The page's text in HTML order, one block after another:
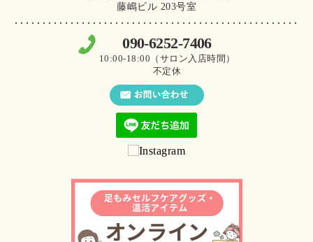
藤嶋ビル 203号室
090-6252-7406
10:00-18:00（サロン入店時間）
不定休